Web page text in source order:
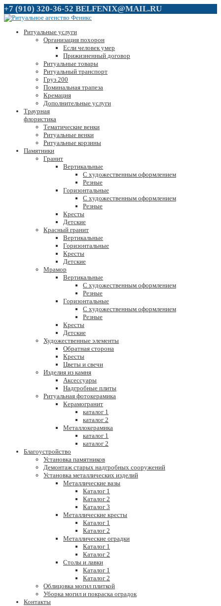
+7 (910) 320-36-52 BELFENIX@MAIL.RU
Ритуальные услуги
Организация похорон
Если человек умер
Прижизненный договор
Ритуальные товары
Ритуальный транспорт
Груз 200
Поминальная трапеза
Кремация
Дополнительные услуги
Траурная
флористика
Тематические венки
Ритуальные венки
Ритуальные корзины
Памятники
Гранит
Вертикальные
С художественным оформлением
Резные
Горизонтальные
С художественным оформлением
Резные
Кресты
Детские
Красный гранит
Вертикальные
Горизонтальные
Кресты
Детские
Мрамор
Вертикальные
С художественным оформлением
Резные
Горизонтальные
С художественным оформлением
Резные
Кресты
Детские
Художественные элементы
Обратная сторона
Кресты
Цветы и свечи
Изделия из камня
Аксессуары
Надгробные плиты
Ритуальная фотокерамика
Керамогранит
каталог 1
каталог 2
Металлокерамика
каталог 1
каталог 2
Благоустройство
Установка памятников
Демонтаж старых надгробных сооружений
Установка металлических изделий
Металлические вазы
Каталог 1
Каталог 2
Каталог 3
Металлические кресты
Каталог 1
Каталог 2
Металлические оградки
Каталог 1
Каталог 2
Столы и лавки
Каталог 1
Каталог 2
Облицовка могил плиткой
Уборка могил и покраска оградок
Контакты